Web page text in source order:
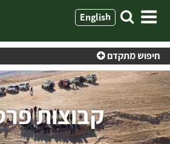
לתוכן
English
חיפוש מתקדם
קבוצות